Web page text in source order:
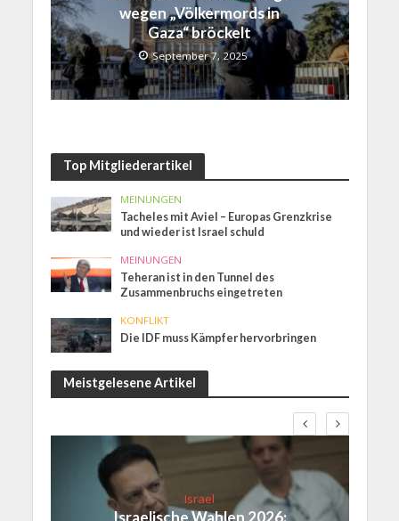
wegen „Völkermords in
Gaza“ bröckelt
September 7, 2025
Top Mitgliederartikel
MEINUNGEN
Tacheles mit Aviel – Europas Grenzkrise
und wieder ist Israel schuld
MEINUNGEN
Teheran ist in den Tunnel des
Zusammenbruchs eingetreten
KONFLIKT
Die IDF muss Kämpfer hervorbringen
Meistgelesene Artikel
Israel
Israelische Wahlen 2026: